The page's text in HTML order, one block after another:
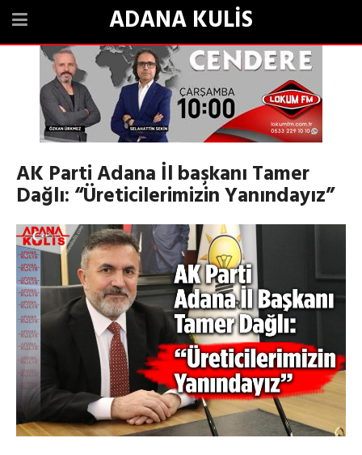
ADANA KULİS
AK Parti Adana İl başkanı Tamer
Dağlı: “Üreticilerimizin Yanındayız”